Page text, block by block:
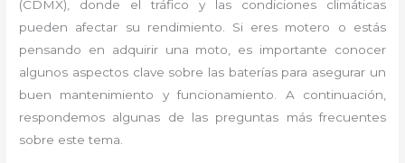
(CDMX), donde el tráfico y las condiciones climáticas
pueden afectar su rendimiento. Si eres motero o estás
pensando en adquirir una moto, es importante conocer
algunos aspectos clave sobre las baterías para asegurar un
buen mantenimiento y funcionamiento. A continuación,
respondemos algunas de las preguntas más frecuentes
sobre este tema.